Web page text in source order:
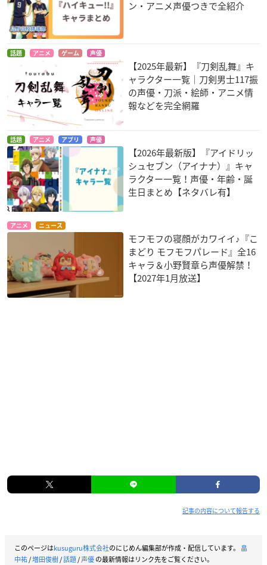
ン・アニメ声優つきで全紹介
話題 アニメ ゲーム 声優
【2025年最新】『刀剣乱舞』キ
ャラクター一覧｜刀剣男士117振
の声優・刀派・絵師・アニメ情
報などを完全網羅
話題 アニメ アプリ 声優
【2026年最新版】『アイドリッ
シュセブン（アイナナ）』キャ
ラクター一覧！声優・年齢・誕
生日まとめ【ネタバレ有】
アニメ ニュース
モフモフの寝顔がカワイイ♪『こ
まどり モフモフパレード』全16
キャラ＆小野賢章ら声優解禁！
【2027年1月放送】
記事の内容について報告する
このページはkusuguru株式会社のにじめん編集部が作成・配信しています。 畠
中祐/増田俊樹/話題/声優の最新情報はリンク先をご覧ください。